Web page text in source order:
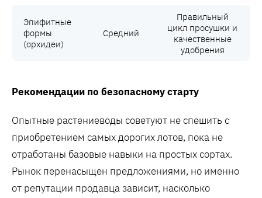
Эпифитные
формы
(орхидеи)
Средний
Правильный
цикл просушки и
качественные
удобрения
Рекомендации по безопасному старту
Опытные растениеводы советуют не спешить с
приобретением самых дорогих лотов, пока не
отработаны базовые навыки на простых сортах.
Рынок перенасыщен предложениями, но именно
от репутации продавца зависит, насколько